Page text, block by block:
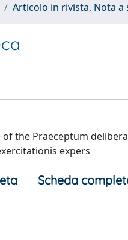
Articolo in rivista, Nota a
the Praeceptum
expers
Scheda